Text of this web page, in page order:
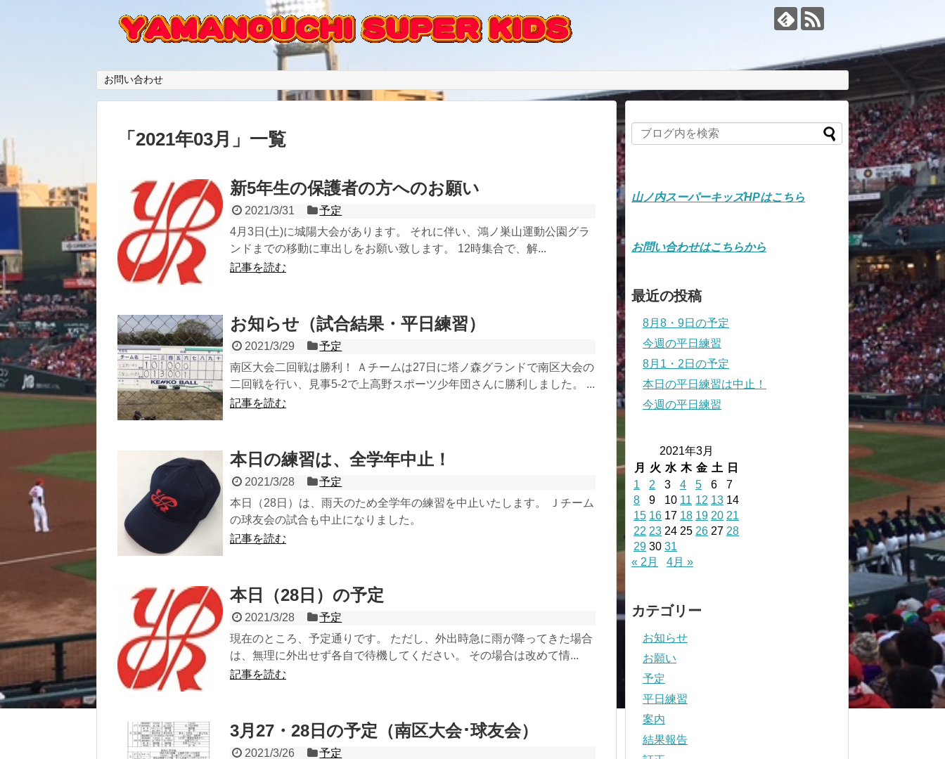
お問い合わせ
「 2021年03月 」 一覧
新5年生の保護者の方へのお願い
2021/3/31
予定
4月3日(土)に城陽大会があります。 それに伴い、鴻ノ巣山運動公園グラ
ンドまでの移動に車出しをお願い致します。 12時集合で、解...
記事を読む
お知らせ（試合結果・平日練習）
2021/3/29
予定
南区大会二回戦は勝利！ Ａチームは27日に塔ノ森グランドで南区大会の
二回戦を行い、見事5-2で上高野スポーツ少年団さんに勝利しました。 ...
記事を読む
本日の練習は、全学年中止！
2021/3/28
予定
本日（28日）は、雨天のため全学年の練習を中止いたします。 Ｊチーム
の球友会の試合も中止になりました。
記事を読む
本日（28日）の予定
2021/3/28
予定
現在のところ、予定通りです。 ただし、外出時急に雨が降ってきた場合
は、無理に外出せず各自で待機してください。 その場合は改めて情...
記事を読む
3月27・28日の予定（南区大会･球友会）
2021/3/26
予定
山ノ内スーパーキッズHPはこちら
お問い合わせはこちらから
最近の投稿
8月8・9日の予定
今週の平日練習
8月1・2日の予定
本日の平日練習は中止！
今週の平日練習
2021年3月
月
火 水 木 金 土
日
1
2 3 4 5 6
7
8
9 10 11 12 13 14
15 16 17 18 19 20 21
22 23 24 25 26 27 28
29 30 31
« 2月
4月 »
カテゴリー
お知らせ
お願い
予定
平日練習
案内
結果報告